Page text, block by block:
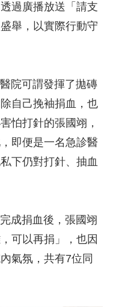
過廣播放送「請支
舉，以實際行動守
院可謂發揮了拋磚
自己挽袖捐血，也
怕打針的張國翊，
即便是一名急診醫
下仍對打針、抽血
成捐血後，張國翊
可以再捐」，也因
氣氛，共有7位同